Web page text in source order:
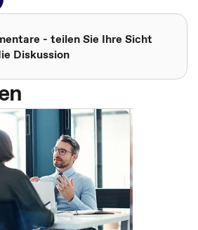
- teilen Sie Ihre Sicht
Diskussion